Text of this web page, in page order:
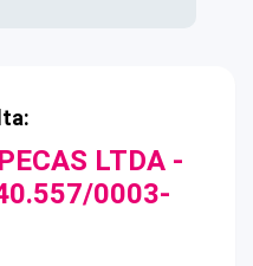
LTDA -
0003-